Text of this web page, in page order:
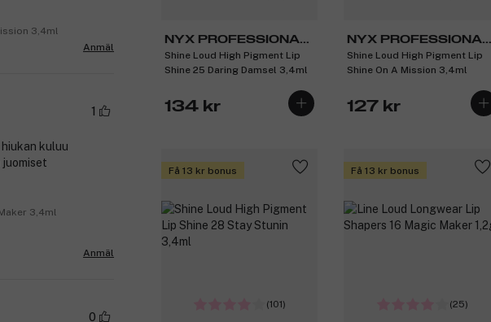
NYX PROFESSIONAL
MAKEUP
Shine Loud High Pigment Lip
Shine 25 Daring Damsel 3,4ml
134 kr
NYX PROFESSIONAL
MAKEUP
Shine Loud High Pigment Lip
Shine On A Mission 3,4ml
127 kr
Få 13 kr bonus
(101)
Få 13 kr bonus
(25)
3,4ml
Anmäl
1
kuluu
juomiset
3,4ml
Anmäl
0